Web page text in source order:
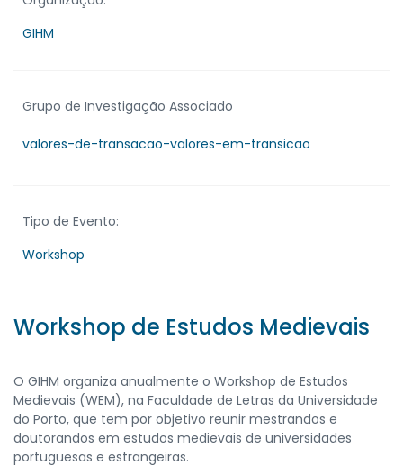
GIHM
Grupo de Investigação Associado
valores-de-transacao-valores-em-transicao
Tipo de Evento:
Workshop
Workshop de Estudos Medievais
O GIHM organiza anualmente o Workshop de Estudos
Medievais (WEM), na Faculdade de Letras da Universidade
do Porto, que tem por objetivo reunir mestrandos e
doutorandos em estudos medievais de universidades
portuguesas e estrangeiras.